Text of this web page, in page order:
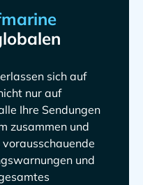
sich auf
nur auf
Ihre Sendungen
zusammen und
und